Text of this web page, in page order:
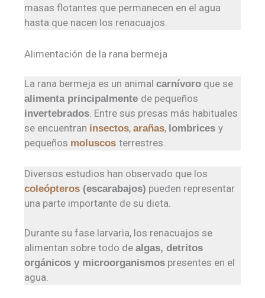
masas flotantes que permanecen en el agua
hasta que nacen los renacuajos.
Alimentación de la rana bermeja
La rana bermeja es un animalcarnívoro que se
alimenta principalmente de pequeños
invertebrados. Entre sus presas más habituales
se encuentran insectos,arañas, lombricesy
pequeños moluscosterrestres.
Diversos estudios han observado que los
coleópteros (escarabajos) pueden representar
una parte importante de su dieta.
Durante su fase larvaria, los renacuajos se
alimentan sobre todo dealgas, detritos
orgánicos y microorganismos presentes en el
agua.